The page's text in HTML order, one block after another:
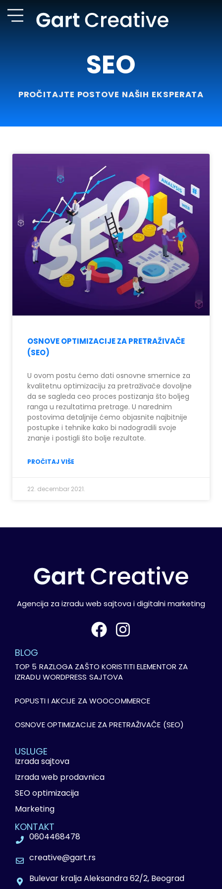
SEO
PROČITAJTE POSTOVE NAŠIH EKSPERATA
OSNOVE OPTIMIZACIJE ZA PRETRAŽIVAČE
(SEO)
U ovom postu ćemo dati osnovne smernice za
kvalitetnu optimizaciju za pretraživače dovoljne
da se sagleda ceo proces postizanja što boljeg
ranga u rezultatima pretrage. U narednim
postovima detaljnije ćemo objasnite najbitnije
postupke i tehnike kako bi nadogradili svoje
znanje i postigli što bolje rezultate.
PROČITAJ VIŠE
22. decembar 2021.
Agencija za izradu web sajtova i digitalni marketing
BLOG
TOP 5 RAZLOGA ZAŠTO KORISTITI ELEMENTOR ZA
IZRADU WORDPRESS SAJTOVA
POPUSTI I AKCIJE ZA WOOCOMMERCE
OSNOVE OPTIMIZACIJE ZA PRETRAŽIVAČE (SEO)
USLUGE
Izrada sajtova
Izrada web prodavnica
SEO optimizacija
Marketing
KONTAKT
0604468478
creative@gart.rs
Bulevar kralja Aleksandra 62/2, Beograd